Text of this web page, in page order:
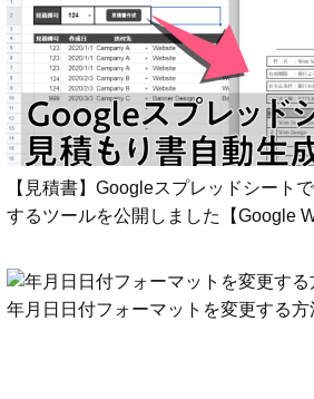
【見積書】Googleスプレッドシート
するツールを公開しました【Google
年月日日付フォーマットを変更する方